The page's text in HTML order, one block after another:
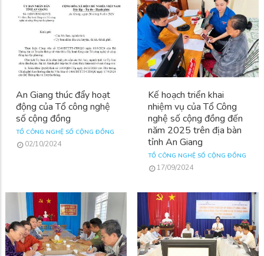
An Giang thúc đẩy hoạt
động của Tổ công nghệ
số cộng đồng
TỔ CÔNG NGHỆ SỐ CỘNG ĐỒNG
02/10/2024
Kế hoạch triển khai
nhiệm vụ của Tổ Công
nghệ số cộng đồng đến
năm 2025 trên địa bàn
tỉnh An Giang
TỔ CÔNG NGHỆ SỐ CỘNG ĐỒNG
17/09/2024